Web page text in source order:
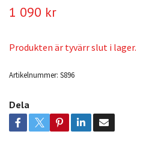
1 090 kr
Produkten är tyvärr slut i lager.
Artikelnummer: S896
Dela